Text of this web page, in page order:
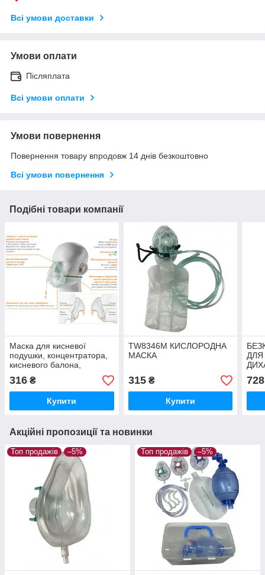
Всі умови доставки
Умови оплати
Післяплата
Всі умови оплати
Умови повернення
Повернення товару впродовж 14 днів безкоштовно
Всі умови повернення
Подібні товари компанії
Маска для кисневої
подушки, концентратора,
кисневого балона,
роздільна здатність МОЗ
316 ₴
Купити
TW8346М КИСЛОРОДНА
МАСКА
315₴
Купити
728
Акційні пропозиції та новинки
Топ продажів –5% Топ продажів –5%